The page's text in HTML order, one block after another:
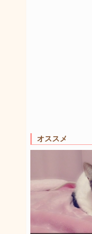
オススメ